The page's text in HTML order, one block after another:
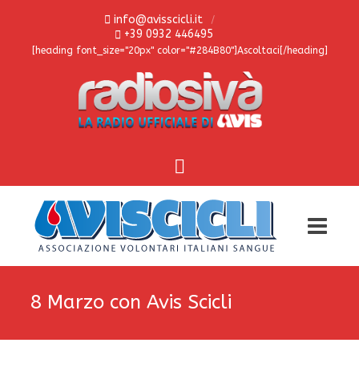
info@avisscicli.it
+39 0932 446495
[heading font_size="20px" color="#284B80"]Ascoltaci[/heading]
8 Marzo con Avis Scicli